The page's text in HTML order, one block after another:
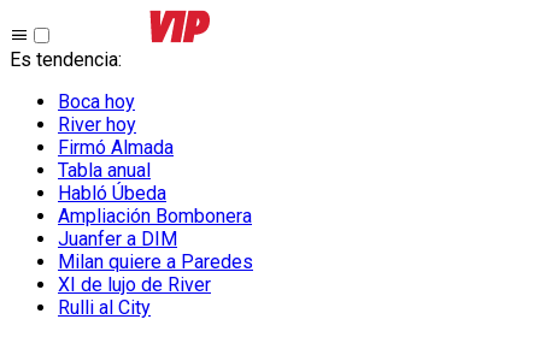
Es tendencia:
Boca hoy
River hoy
Firmó Almada
Tabla anual
Habló Úbeda
Ampliación Bombonera
Juanfer a DIM
Milan quiere a Paredes
XI de lujo de River
Rulli al City